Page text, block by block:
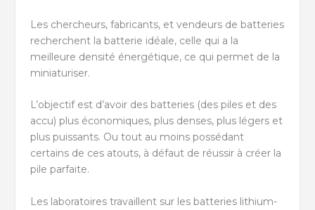
Les chercheurs, fabricants, et vendeurs de batteries
recherchent la batterie idéale, celle qui a la
meilleure densité énergétique, ce qui permet de la
miniaturiser.
L’objectif est d’avoir des batteries (des piles et des
accu) plus économiques, plus denses, plus légers et
plus puissants. Ou tout au moins possédant
certains de ces atouts, à défaut de réussir à créer la
pile parfaite.
Les laboratoires travaillent sur les batteries lithium-